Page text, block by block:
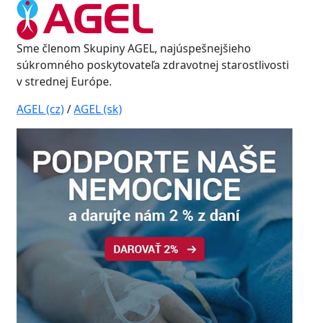
Sme členom Skupiny AGEL, najúspešnejšieho
súkromného poskytovateľa zdravotnej starostlivosti
v strednej Európe.
AGEL (cz)/AGEL (sk)